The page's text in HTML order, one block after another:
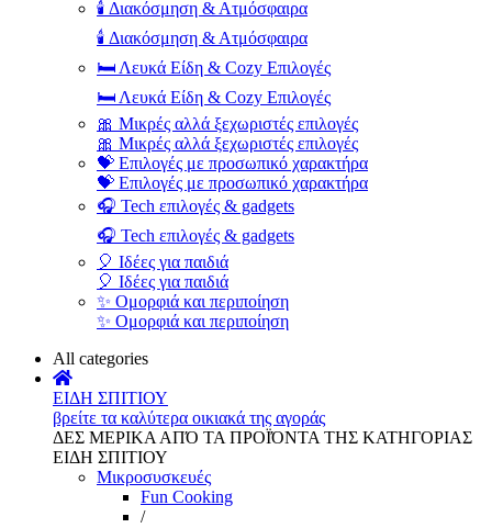
🕯️ Διακόσμηση & Ατμόσφαιρα
🕯️ Διακόσμηση & Ατμόσφαιρα
🛏️ Λευκά Είδη & Cozy Επιλογές
🛏️ Λευκά Είδη & Cozy Επιλογές
🎀 Μικρές αλλά ξεχωριστές επιλογές
🎀 Μικρές αλλά ξεχωριστές επιλογές
💝 Επιλογές με προσωπικό χαρακτήρα
💝 Επιλογές με προσωπικό χαρακτήρα
🎧 Tech επιλογές & gadgets
🎧 Tech επιλογές & gadgets
🎈 Ιδέες για παιδιά
🎈 Ιδέες για παιδιά
✨ Ομορφιά και περιποίηση
✨ Ομορφιά και περιποίηση
All categories
ΕΙΔΗ ΣΠΙΤΙΟΥ
βρείτε τα καλύτερα οικιακά της αγοράς
ΔΕΣ ΜΕΡΙΚΑ ΑΠΌ ΤΑ ΠΡΟΪΌΝΤΑ ΤΗΣ ΚΑΤΗΓΟΡΙΑΣ
ΕΙΔΗ ΣΠΙΤΙΟΥ
Μικροσυσκευές
Fun Cooking
/